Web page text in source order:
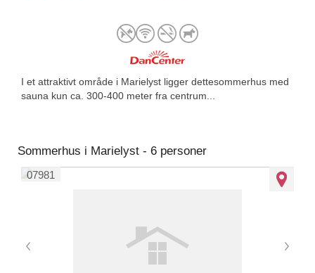
I et attraktivt område i Marielyst ligger dettesommerhus med
sauna kun ca. 300-400 meter fra centrum...
Sommerhus i Marielyst - 6 personer
07981